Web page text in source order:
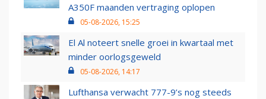
A350F maanden vertraging oplopen
05-08-2026, 15:25
El Al noteert snelle groei in kwartaal met
minder oorlogsgeweld
05-08-2026, 14:17
Lufthansa verwacht 777-9’s nog steeds